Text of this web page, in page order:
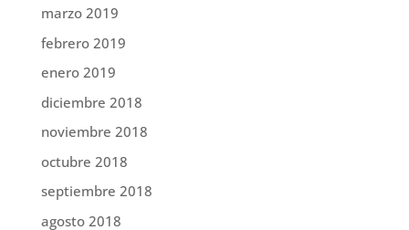
marzo 2019
febrero 2019
enero 2019
diciembre 2018
noviembre 2018
octubre 2018
septiembre 2018
agosto 2018